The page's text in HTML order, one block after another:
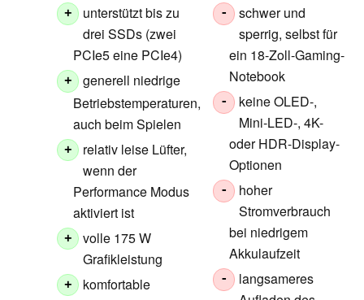
+
unterstützt bis zu
drei SSDs (zwei
PCIe5 eine PCIe4)
+
generell niedrige
Betriebstemperaturen,
auch beim Spielen
+
relativ leise Lüfter,
wenn der
Performance Modus
aktiviert ist
+
volle 175 W
Grafikleistung
+
komfortable
-
schwer und
sperrig, selbst für
ein 18-Zoll-Gaming-
Notebook
-
keine OLED-,
Mini-LED-, 4K-
oder HDR-Display-
Optionen
-
hoher
Stromverbrauch
bei niedrigem
Akkulaufzeit
-
langsameres